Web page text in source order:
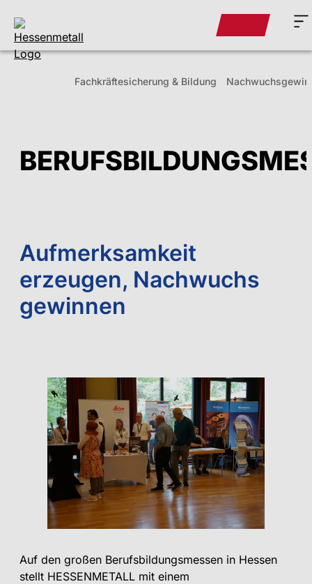
Aufmerksamkeit
erzeugen, Nachwuchs
gewinnen
Auf den großen Berufsbildungsmessen in Hessen
stellt HESSENMETALL mit einem
Fachkräfte­sicherung & Bildung